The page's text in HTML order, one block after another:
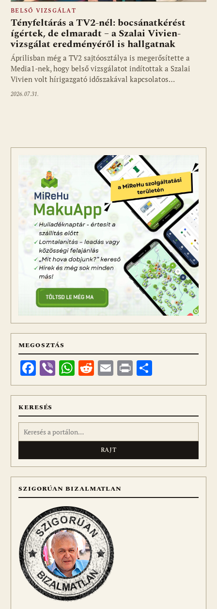
BELSŐ VIZSGÁLAT
Tényfeltárás a TV2-nél: bocsánatkérést
ígértek, de elmaradt – a Szalai Vivien-
vizsgálat eredményéről is hallgatnak
Áprilisban még a TV2 sajtóosztálya is megerősítette a
Media1-nek, hogy belső vizsgálatot indítottak a Szalai
Vivien volt hírigazgató időszakával kapcsolatos…
2026.07.31.
MEGOSZTÁS
Facebook
ViberWhatsApp
Reddit
Email
Print
meg
KERESÉS
Keresés:
SZIGORÚAN BIZALMATLAN